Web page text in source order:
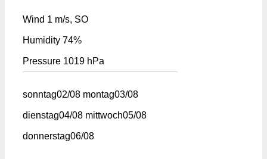
Wind 1 m/s, SO
Humidity 74%
Pressure 1019 hPa
sonntag02/08 montag03/08
dienstag04/08 mittwoch05/08
donnerstag06/08